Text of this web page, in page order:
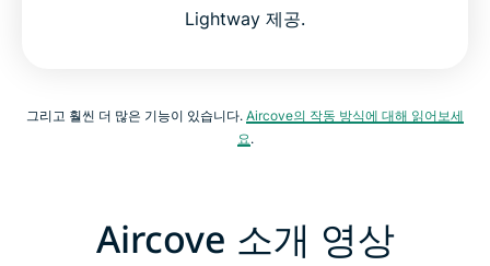
Lightway 제공.
그리고 훨씬 더 많은 기능이 있습니다. Aircove의 작동 방식에 대해 읽어보세
요 .
Aircove 소개 영상